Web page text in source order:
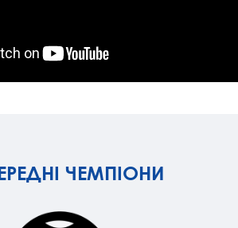
ЧЕМПІОНИ